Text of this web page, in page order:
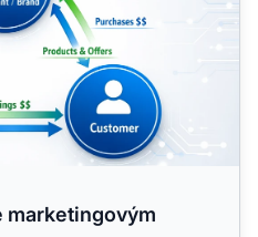
marketingovým